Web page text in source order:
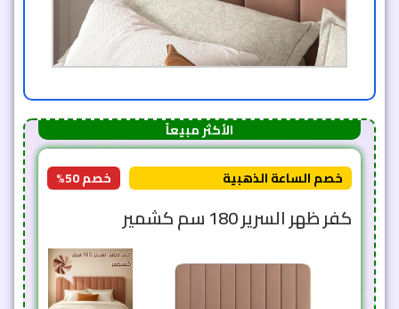
الأكثر مبيعاً
خصم الساعة الذهبية خصم 50%
كفر ظهر السرير 180 سم كشمير